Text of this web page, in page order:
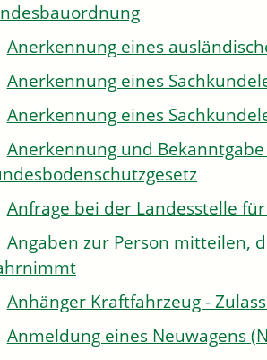
Anerkennung eines
Anerkennung eines
Anerkennung eines
Anerkennung und
Anfrage bei der Landesstelle
Angaben zur Person mitteilen,
Anhänger Kraftfahrzeug -
Anmeldung eines Neuwagens